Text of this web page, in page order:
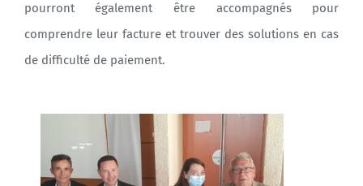
pourront également être accompagnés pour
comprendre leur facture et trouver des solutions en cas
de difficulté de paiement.